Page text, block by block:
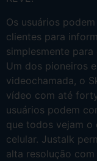
Os usuários
clientes para
simplesmente
Um dos pioneiros
videochamada, o
vídeo com até
usuários podem
que todos vejam o
celular. Justalk
alta resolução